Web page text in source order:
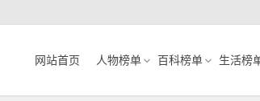
网站首页 人物榜单 百科榜单 生活榜